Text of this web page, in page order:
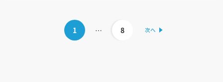
1 … 8